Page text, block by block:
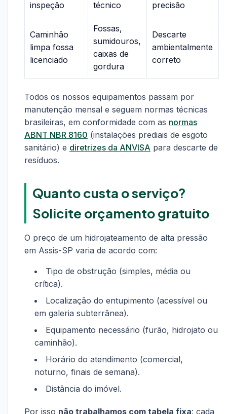
inspeção técnico precisão
Caminhão
limpa fossa
licenciado
Fossas,
sumidouros,
caixas de
gordura
Descarte
ambientalmente
correto
Todos os nossos equipamentos passam por
manutenção mensal e seguem normas técnicas
brasileiras, em conformidade com as normas
ABNT NBR 8160 (instalações prediais de esgoto
sanitário) e diretrizes da ANVISA para descarte de
resíduos.
Quanto custa o serviço?
Solicite orçamento gratuito
O preço de um hidrojateamento de alta pressão
em Assis-SP varia de acordo com:
Tipo de obstrução (simples, média ou
crítica).
Localização do entupimento (acessível ou
em galeria subterrânea).
Equipamento necessário (furão, hidrojato ou
caminhão).
Horário do atendimento (comercial,
noturno, finais de semana).
Distância do imóvel.
Por isso não trabalhamos com tabela fixa: cada